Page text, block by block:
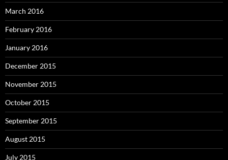
March 2016
February 2016
January 2016
December 2015
November 2015
October 2015
September 2015
August 2015
July 2015